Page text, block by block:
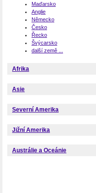
Maďarsko
Anglie
Německo
Česko
Řecko
Švýcarsko
další země ...
Afrika
Asie
Severní Amerika
Jižní Amerika
Austrálie a Oceánie